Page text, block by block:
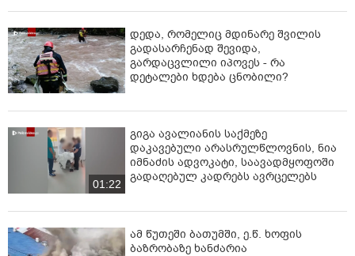
დედა, რომელიც მდინარე შვილის
გადასარჩენად შევიდა,
გარდაცვლილი იპოვეს - რა
დეტალები ხდება ცნობილი?
01:22
გიგა ავალიანის საქმეზე
დაკავებული არასრულწლოვნის, ნია
იმნაძის ადვოკატი, საავადმყოფოში
გადაღებულ კადრებს ავრცელებს
ამ წუთეში ბათუმში, ე.წ. ხოფის
ბაზრობაზე ხანძარია